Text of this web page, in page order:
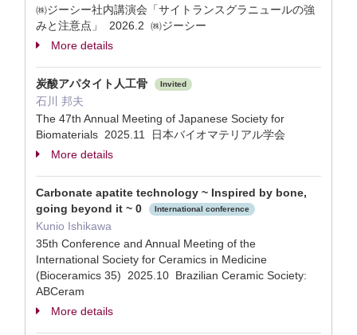
㈱ジーシー社内講演会「サイトランスグラニュールの強
みと注意点」 2026.2 ㈱ジーシー
More details
炭酸アパタイト人工骨 Invited
石川 邦夫
The 47th Annual Meeting of Japanese Society for
Biomaterials 2025.11 日本バイオマテリアル学会
More details
Carbonate apatite technology ~ Inspired by bone,
going beyond it ~ 0
International conference
Kunio Ishikawa
35th Conference and Annual Meeting of the
International Society for Ceramics in Medicine
(Bioceramics 35) 2025.10 Brazilian Ceramic Society:
ABCeram
More details